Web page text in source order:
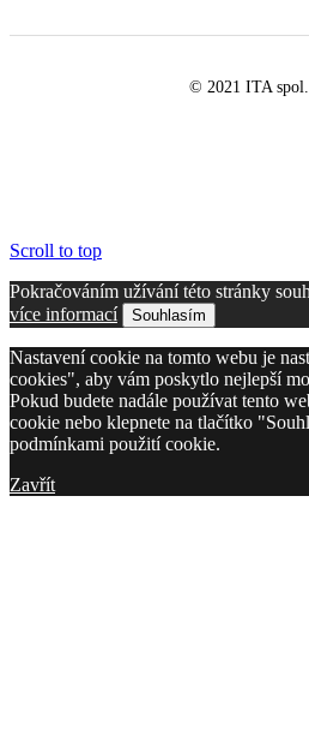
© 2021 ITA
Scroll to top
Pokračováním užívání této stránky
více informací
Souhlasím
Nastavení cookie na tomto webu je
cookies", aby vám poskytlo nejlepší
Pokud budete nadále používat tento
cookie nebo klepnete na tlačítko
podmínkami použití cookie.
Zavřít